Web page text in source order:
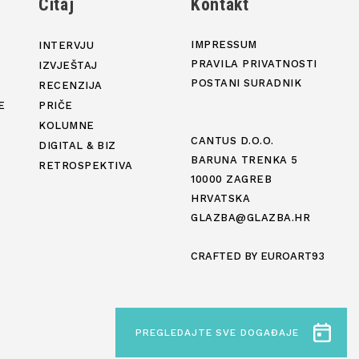
PREGLEDAJTE SVE DOGAĐAJE
Čitaj
INTERVJU
IZVJEŠTAJ
RECENZIJA
PRIČE
KOLUMNE
DIGITAL & BIZ
RETROSPEKTIVA
Kontakt
IMPRESSUM
PRAVILA PRIVATNOSTI
POSTANI SURADNIK
CANTUS D.O.O.
BARUNA TRENKA 5
10000 ZAGREB
HRVATSKA
GLAZBA@GLAZBA.HR
CRAFTED BY EUROART93